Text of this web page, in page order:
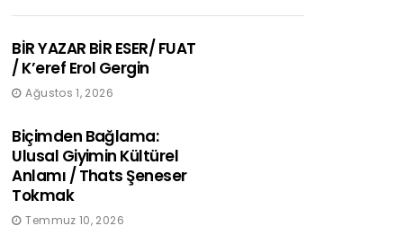
BİR YAZAR BİR ESER/ FUAT
/ K’eref Erol Gergin
Ağustos 1, 2026
Biçimden Bağlama:
Ulusal Giyimin Kültürel
Anlamı / Thats Şeneser
Tokmak
Temmuz 10, 2026